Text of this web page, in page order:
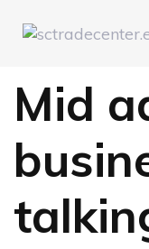
links
SkipMid